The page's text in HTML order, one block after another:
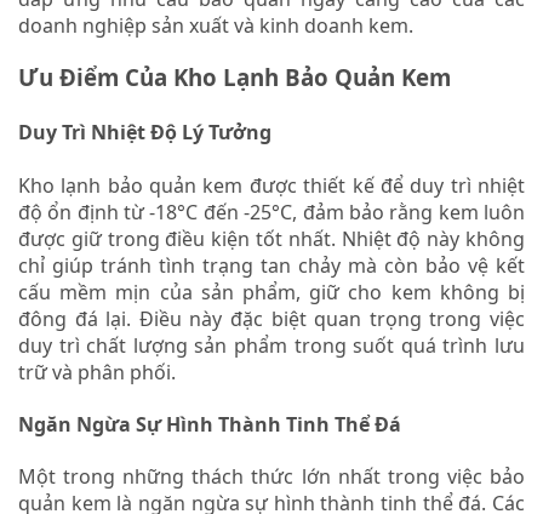
doanh nghiệp sản xuất và kinh doanh kem.
Ưu Điểm Của Kho Lạnh Bảo Quản Kem
Duy Trì Nhiệt Độ Lý Tưởng
Kho lạnh bảo quản kem được thiết kế để duy trì nhiệt
độ ổn định từ -18°C đến -25°C, đảm bảo rằng kem luôn
được giữ trong điều kiện tốt nhất. Nhiệt độ này không
chỉ giúp tránh tình trạng tan chảy mà còn bảo vệ kết
cấu mềm mịn của sản phẩm, giữ cho kem không bị
đông đá lại. Điều này đặc biệt quan trọng trong việc
duy trì chất lượng sản phẩm trong suốt quá trình lưu
trữ và phân phối.
Ngăn Ngừa Sự Hình Thành Tinh Thể Đá
Một trong những thách thức lớn nhất trong việc bảo
quản kem là ngăn ngừa sự hình thành tinh thể đá. Các